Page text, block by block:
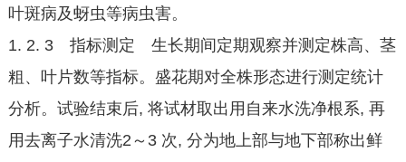
叶斑病及蚜虫等病虫害。
1. 2. 3 指标测定 生长期间定期观察并测定株高、茎
粗、叶片数等指标。盛花期对全株形态进行测定统计
分析。试验结束后, 将试材取出用自来水洗净根系, 再
用去离子水清洗2～3 次, 分为地上部与地下部称出鲜